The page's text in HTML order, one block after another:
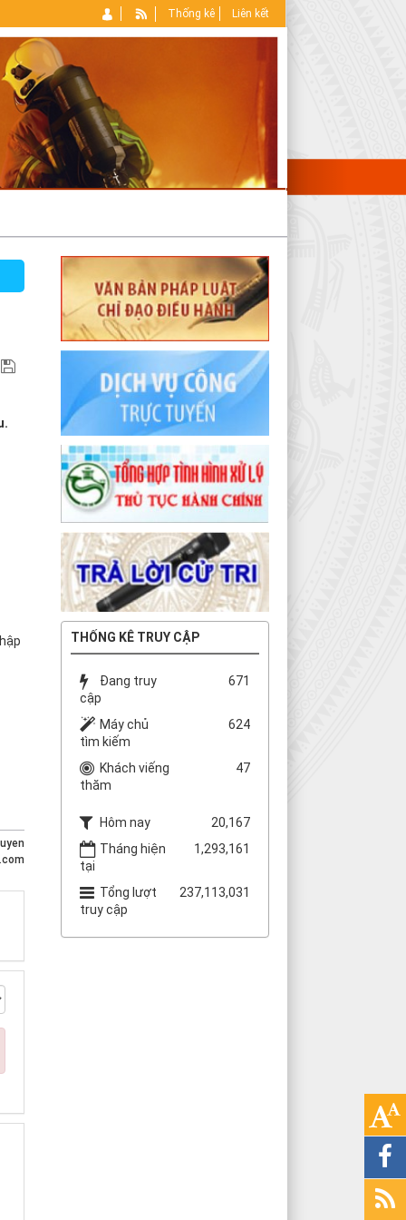
Thống kê Liên kết
THỐNG KÊ TRUY CẬP
Đang truy
cập
671
Máy chủ
tìm kiếm
624
Khách viếng
thăm
47
Hôm nay
20,167
Tháng hiện
tại
1,293,161
Tổng lượt
truy cập
237,113,031